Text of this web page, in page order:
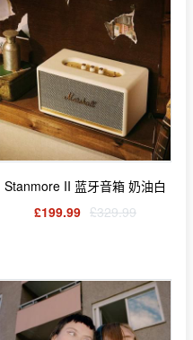
Stanmore II 蓝牙音箱 奶油白
£199.99 £329.99